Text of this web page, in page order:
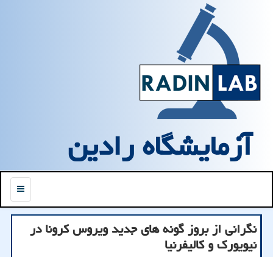
آزمایشگاه رادین
منو
نگرانی از بروز گونه های جدید ویروس كرونا در
نیویورك و كالیفرنیا